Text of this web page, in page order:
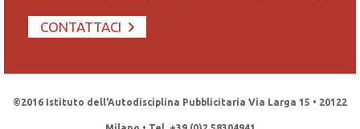
CONTATTACI
©2016 Istituto dell'Autodisciplina Pubblicitaria Via Larga 15 • 20122